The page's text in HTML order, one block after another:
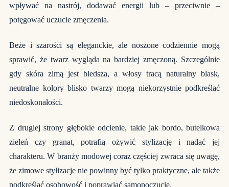
wpływać na nastrój, dodawać energii lub – przeciwnie –
potęgować uczucie zmęczenia.
Beże i szarości są eleganckie, ale noszone codziennie mogą
sprawić, że twarz wygląda na bardziej zmęczoną. Szczególnie
gdy skóra zimą jest bledsza, a włosy tracą naturalny blask,
neutralne kolory blisko twarzy mogą niekorzystnie podkreślać
niedoskonałości.
Z drugiej strony głębokie odcienie, takie jak bordo, butelkowa
zieleń czy granat, potrafią ożywić stylizację i nadać jej
charakteru. W branży modowej coraz częściej zwraca się uwagę,
że zimowe stylizacje nie powinny być tylko praktyczne, ale także
podkreślać osobowość i poprawiać samopoczucie.